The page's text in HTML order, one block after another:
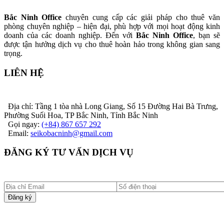
Bắc Ninh Office chuyên cung cấp các giải pháp cho thuê văn
phòng chuyên nghiệp – hiện đại, phù hợp với mọi hoạt động kinh
doanh của các doanh nghiệp. Đến với Bắc Ninh Office, bạn sẽ
được tận hưởng dịch vụ cho thuê hoàn hảo trong không gian sang
trọng.
LIÊN HỆ
Địa chỉ: Tầng 1 tòa nhà Long Giang, Số 15 Đường Hai Bà Trưng,
Phường Suối Hoa, TP Bắc Ninh, Tỉnh Bắc Ninh
Gọi ngay: (+84) 867 657 292
Email: seikobacninh@gmail.com
ĐĂNG KÝ TƯ VẤN DỊCH VỤ